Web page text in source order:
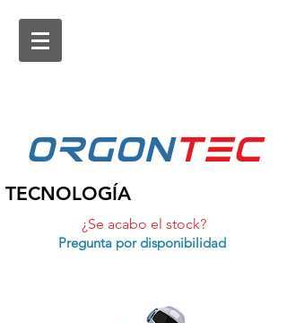
ORGONtEc
TECNOLOGÍA
¿Se acabo el stock?
Pregunta por disponibilidad